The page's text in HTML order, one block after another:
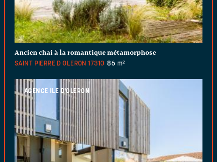
Ancien chai à la romantique métamorphose
SAINT PIERRE D OLERON 17310 86 m²
AGENCE ILE D'OLERON